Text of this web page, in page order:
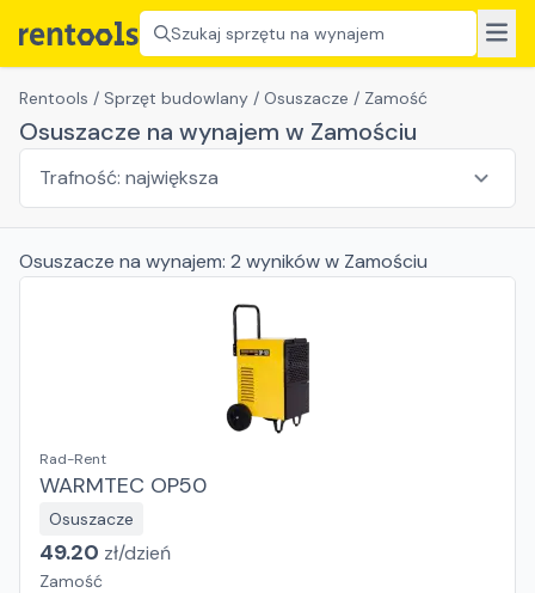
Szukaj sprzętu na wynajem
Rentools / Sprzęt budowlany / Osuszacze / Zamość
Osuszacze na wynajem w Zamościu
Osuszacze na wynajem: 2 wynikóww Zamościu
Rad-Rent
WARMTEC OP50
Osuszacze
49.20 zł/dzień
Zamość